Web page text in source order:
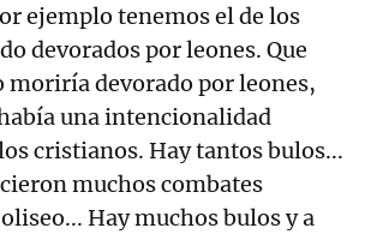
ejemplo tenemos el de los
devorados por leones. Que
devorado por leones,
una intencionalidad
cristianos. Hay tantos bulos...
muchos combates
Hay muchos bulos y a